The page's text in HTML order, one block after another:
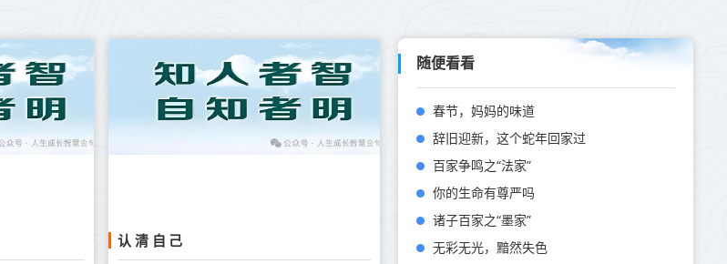
认 清 自 己
随便看看
春节，妈妈的味道
辞旧迎新，这个蛇年回家过
百家争鸣之“法家”
你的生命有尊严吗
诸子百家之“墨家”
无彩无光，黯然失色